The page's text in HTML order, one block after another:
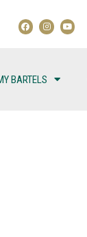
BARTELS